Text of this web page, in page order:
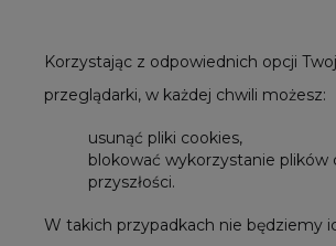
Korzystając z odpowiednich opcji
przeglądarki, w każdej chwili możesz:
usunąć pliki cookies,
blokować wykorzystanie plików
przyszłości.
W takich przypadkach nie będziemy